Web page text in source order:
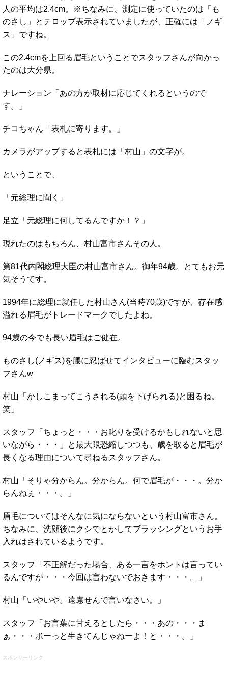
人の平均は2.4cm。※ちなみに、測定に使っていたのは「も
のさし」とテロップ表示されていましたが、正確には「ノギ
ス」ですね。
この2.4cmを上回る眉毛ということでスタッフさんが向かっ
たのは大分県。
ナレーション「あの方が取材に応じてくれるというので
す。」
チコちゃん「表札に寄ります。」
カメラがアップすると表札には「村山」の文字が。
ということで、
「元総理に聞く」
足立「元総理に何してるんですか！？」
現れたのはもちろん、村山富市さんその人。
第81代内閣総理大臣の村山富市さん。御年94歳。とてもお元
気そうです。
1994年に総理に就任した村山さん(当時70歳)ですが、存在感
溢れる眉毛がトレードマークでしたよね。
94歳の今でも長い眉毛はご健在。
ものさし(ノギス)を腰に忍ばせてインタビューに臨むスタッ
フさんw
村山「かしこまってこうされる(頭を下げられる)と困るね。
笑」
スタッフ「ちょっと・・・お叱りを受けるかもしれないと思
いながら・・・」と最大限恐縮しつつも、歳を取ると眉毛が
長くなる理由について尋ねるスタッフさん。
村山「そりゃ分からん。分からん。何で眉毛が・・・。分か
らんねぇ・・・。」
眉毛についてはそんなに気にならないという村山富市さん。
ちなみに、洗顔後にクシでとかしてブラッシングというお手
入れはされているようです。
スタッフ「不正解だった場合、ある一言をホントは言ってい
るんですが・・・今回は言わないでおきます・・・。」
村山「いやいや。遠慮せんで言いなさい。」
スタッフ「お言葉に甘えるとしたら・・・あの・・・ま
ぁ・・・ボーっと生きてんじゃねーよ！と・・・。」
スポンサーリンク